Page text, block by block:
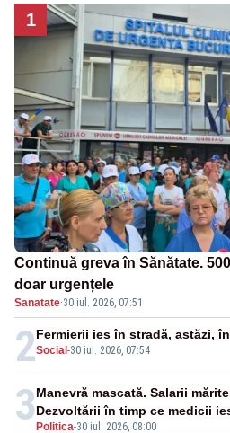
1
Continuă greva în Sănătate.
doar urgențele
Sanatate·30 iul. 2026, 07:51
2Social -30 iul. 2026, 07:54
Fermierii ies în stradă, astăzi,
3 Politica-30 iul. 2026, 08:00
Manevră mascată. Salarii
Dezvoltării în timp ce medicii